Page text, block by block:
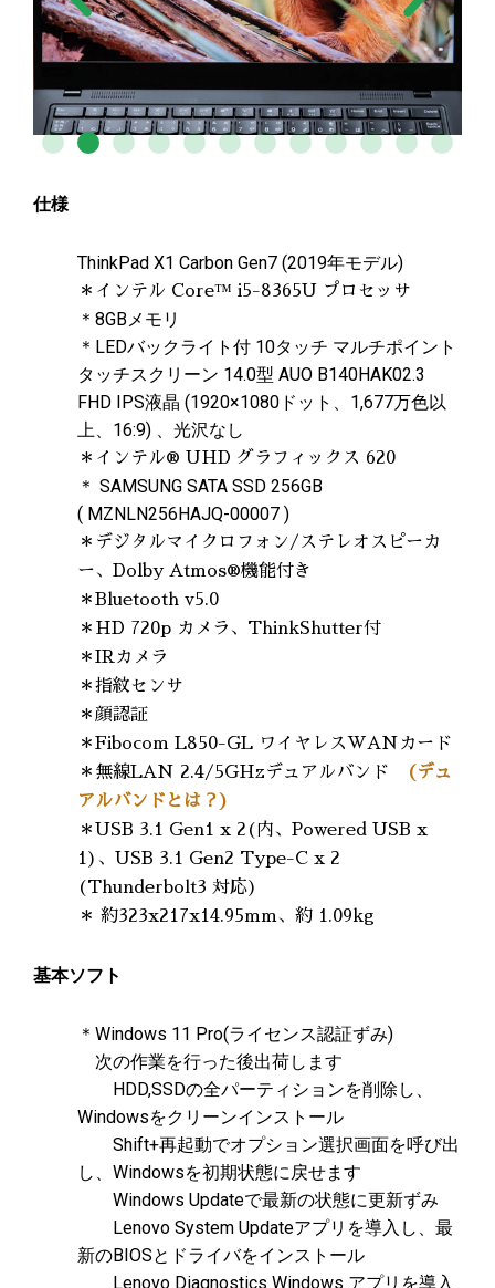
仕様
ThinkPad X1 Carbon Gen7 (2019年モデル)
＊インテル Core™ i5-8365U プロセッサ
＊8GBメモリ
＊LEDバックライト付 10タッチ マルチポイント
タッチスクリーン 14.0型 AUO B140HAK02.3
FHD IPS液晶 (1920×1080ドット、1,677万色以
上、16:9) 、光沢なし
＊インテル® UHD グラフィックス 620
＊ SAMSUNG SATA SSD 256GB
( MZNLN256HAJQ-00007 )
＊デジタルマイクロフォン/ステレオスピーカ
ー、Dolby Atmos®機能付き
＊Bluetooth v5.0
＊HD 720p カメラ、ThinkShutter付
＊IRカメラ
＊指紋センサ
＊顔認証
＊Fibocom L850-GL ワイヤレスWANカード
＊無線LAN 2.4/5GHzデュアルバンド
(デュ
アルバンドとは？)
＊USB 3.1 Gen1 x 2(内、Powered USB x
1)、USB 3.1 Gen2 Type-C x 2
(Thunderbolt3 対応)
＊ 約323x217x14.95mm、約 1.09kg
基本ソフト
＊Windows 11 Pro(ライセンス認証ずみ)
次の作業を行った後出荷します
HDD,SSDの全パーティションを削除し、
Windowsをクリーンインストール
Shift+再起動でオプション選択画面を呼び出
し、Windowsを初期状態に戻せます
Windows Updateで最新の状態に更新ずみ
Lenovo System Updateアプリを導入し、最
新のBIOSとドライバをインストール
Lenovo Diagnostics Windows アプリを導入